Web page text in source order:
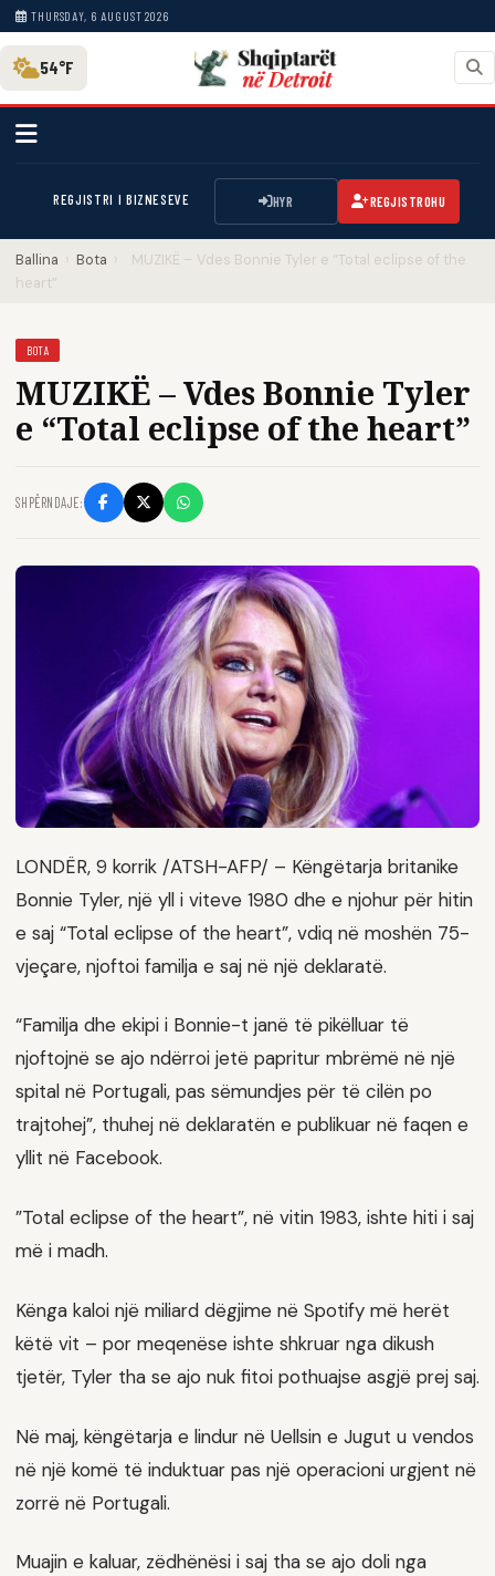
THURSDAY, 6 AUGUST 2026
54°F
REGJISTRI I BIZNESEVE HYR REGJISTROHU
Ballina › Bota ›
MUZIKË – Vdes Bonnie Tyler e “Total eclipse of the
heart”
BOTA
MUZIKË – Vdes Bonnie Tyler
e “Total eclipse of the heart”
SHPËRNDAJE:
LONDËR, 9 korrik /ATSH-AFP/ – Këngëtarja britanike
Bonnie Tyler, një yll i viteve 1980 dhe e njohur për hitin
e saj “Total eclipse of the heart”, vdiq në moshën 75-
vjeçare, njoftoi familja e saj në një deklaratë.
“Familja dhe ekipi i Bonnie-t janë të pikëlluar të
njoftojnë se ajo ndërroi jetë papritur mbrëmë në një
spital në Portugali, pas sëmundjes për të cilën po
trajtohej”, thuhej në deklaratën e publikuar në faqen e
yllit në Facebook.
”Total eclipse of the heart”, në vitin 1983, ishte hiti i saj
më i madh.
Kënga kaloi një miliard dëgjime në Spotify më herët
këtë vit – por meqenëse ishte shkruar nga dikush
tjetër, Tyler tha se ajo nuk fitoi pothuajse asgjë prej saj.
Në maj, këngëtarja e lindur në Uellsin e Jugut u vendos
në një komë të induktuar pas një operacioni urgjent në
zorrë në Portugali.
Muajin e kaluar, zëdhënësi i saj tha se ajo doli nga